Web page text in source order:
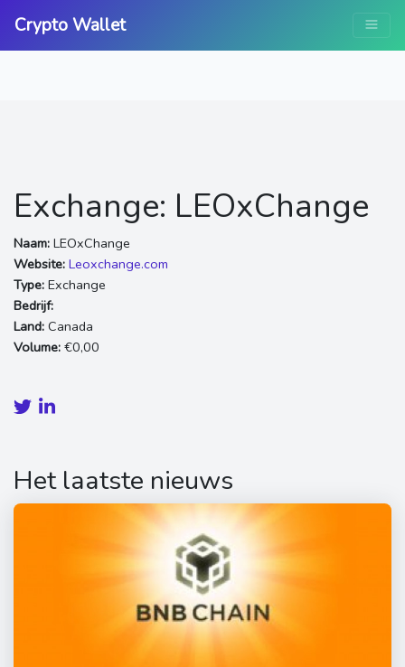
Crypto Wallet
Exchange: LEOxChange
Naam: LEOxChange
Website: Leoxchange.com
Type: Exchange
Bedrijf:
Land: Canada
Volume: €0,00
Het laatste nieuws